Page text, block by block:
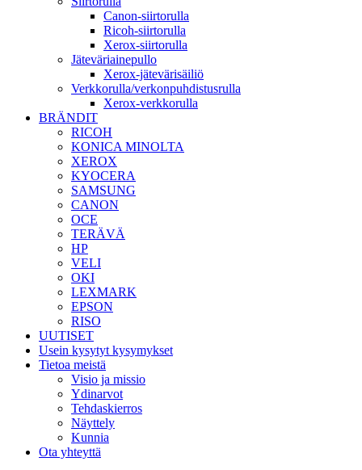
Canon-siirtorulla
Ricoh-siirtorulla
Xerox-siirtorulla
Jäteväriainepullo
Xerox-jätevärisäiliö
Verkkorulla/verkonpuhdistusrulla
Xerox-verkkorulla
BRÄNDIT
RICOH
KONICA MINOLTA
XEROX
KYOCERA
SAMSUNG
CANON
OCE
TERÄVÄ
HP
VELI
OKI
LEXMARK
EPSON
RISO
UUTISET
Usein kysytyt kysymykset
Tietoa meistä
Visio ja missio
Ydinarvot
Tehdaskierros
Näyttely
Kunnia
Ota yhteyttä